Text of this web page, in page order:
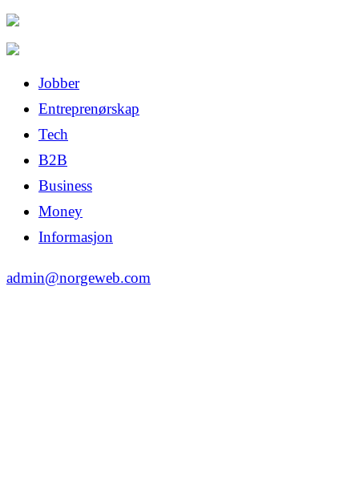
Jobber
Entreprenørskap
Tech
B2B
Business
Money
Informasjon
admin@norgeweb.com